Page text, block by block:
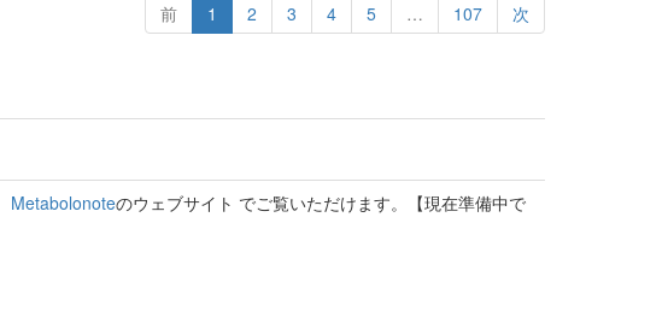
前 1 2 3 4 5 … 107 次
Metabolonoteのウェブサイト でご覧いただけます。【現在準備中で